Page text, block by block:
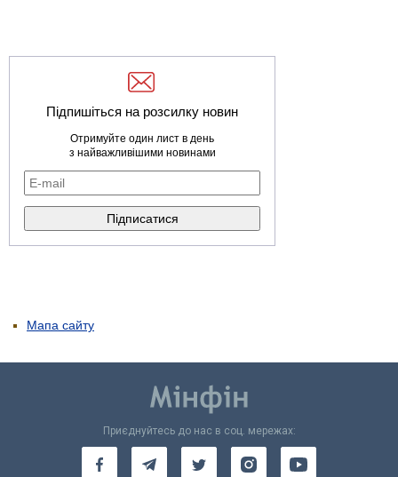
Підпишіться на розсилку новин
Отримуйте один лист в день
з найважливішими новинами
Мапа сайту
Приєднуйтесь до нас в соц. мережах: